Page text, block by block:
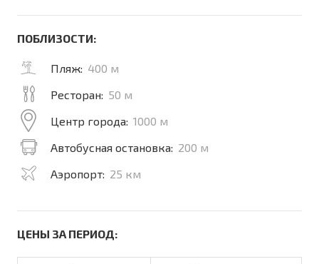
ПОБЛИЗОСТИ:
Пляж: 400 м
Ресторан: 50 м
Центр города: 1000 м
Автобусная остановка: 200 м
Аэропорт: 25 км
ЦЕНЫ ЗА ПЕРИОД: